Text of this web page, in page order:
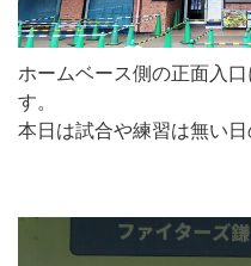
ホームベース側の正面入
す。
本日は試合や練習は無い